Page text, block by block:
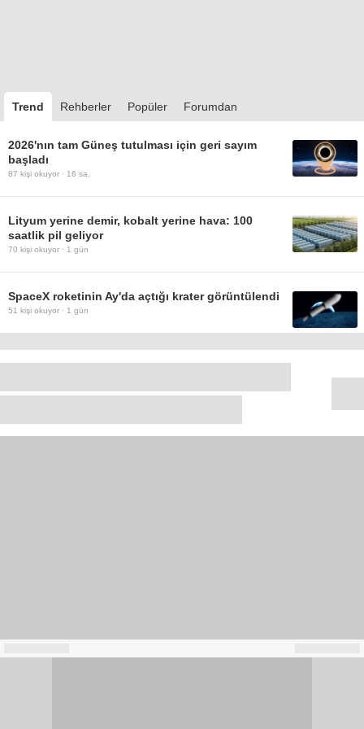
Trend Rehberler Popüler Forumdan
2026'nın tam Güneş tutulması için geri sayım
başladı
87 kişi okuyor · 16 sa.
Lityum yerine demir, kobalt yerine hava: 100
saatlik pil geliyor
70 kişi okuyor · 1 gün
SpaceX roketinin Ay'da açtığı krater görüntülendi
51 kişi okuyor · 1 gün